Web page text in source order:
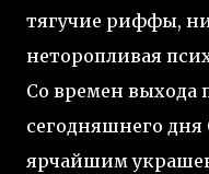
тягучие риффы,
неторопливая
Со времен выхода
сегодняшнего дня
ярчайшим